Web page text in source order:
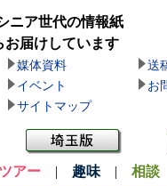
ニア世代の情報紙
お届けしています
媒体資料
送
イベント
お
サイトマップ
アー | 趣味 | 相談